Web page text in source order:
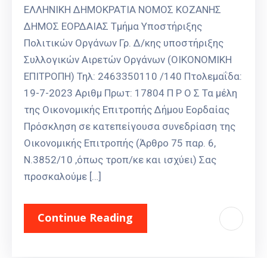
ΕΛΛΗΝΙΚΗ ΔΗΜΟΚΡΑΤΙΑ ΝΟΜΟΣ ΚΟΖΑΝΗΣ
ΔΗΜΟΣ ΕΟΡΔΑΙΑΣ Τμήμα Υποστήριξης
Πολιτικών Οργάνων Γρ. Δ/κης υποστήριξης
Συλλογικών Αιρετών Οργάνων (ΟΙΚΟΝΟΜΙΚΗ
ΕΠΙΤΡΟΠΗ) Τηλ: 2463350110 /140 Πτολεμαΐδα:
19-7-2023 Αριθμ Πρωτ: 17804 Π Ρ Ο Σ Τα μέλη
της Οικονομικής Επιτροπής Δήμου Εορδαίας
Πρόσκληση σε κατεπείγουσα συνεδρίαση της
Οικονομικής Επιτροπής (Άρθρο 75 παρ. 6,
Ν.3852/10 ,όπως τροπ/κε και ισχύει) Σας
προσκαλούμε […]
Continue Reading